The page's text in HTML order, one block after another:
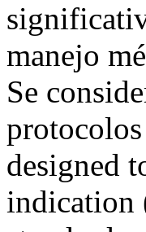
manejo
Se
designed
indication